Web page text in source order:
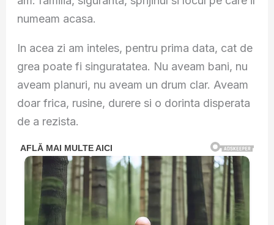
numeam acasa.
In acea zi am inteles, pentru prima data, cat de
grea poate fi singuratatea. Nu aveam bani, nu
aveam planuri, nu aveam un drum clar. Aveam
doar frica, rusine, durere si o dorinta disperata
de a rezista.